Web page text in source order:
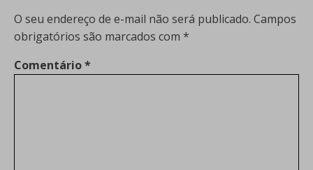
O seu endereço de e-mail não será publicado. Campos
obrigatórios são marcados com *
Comentário*